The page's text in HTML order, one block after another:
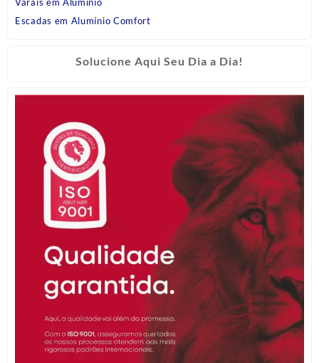
Varais em Alumínio
Escadas em Alumínio Comfort
Solucione Aqui Seu Dia a Dia!